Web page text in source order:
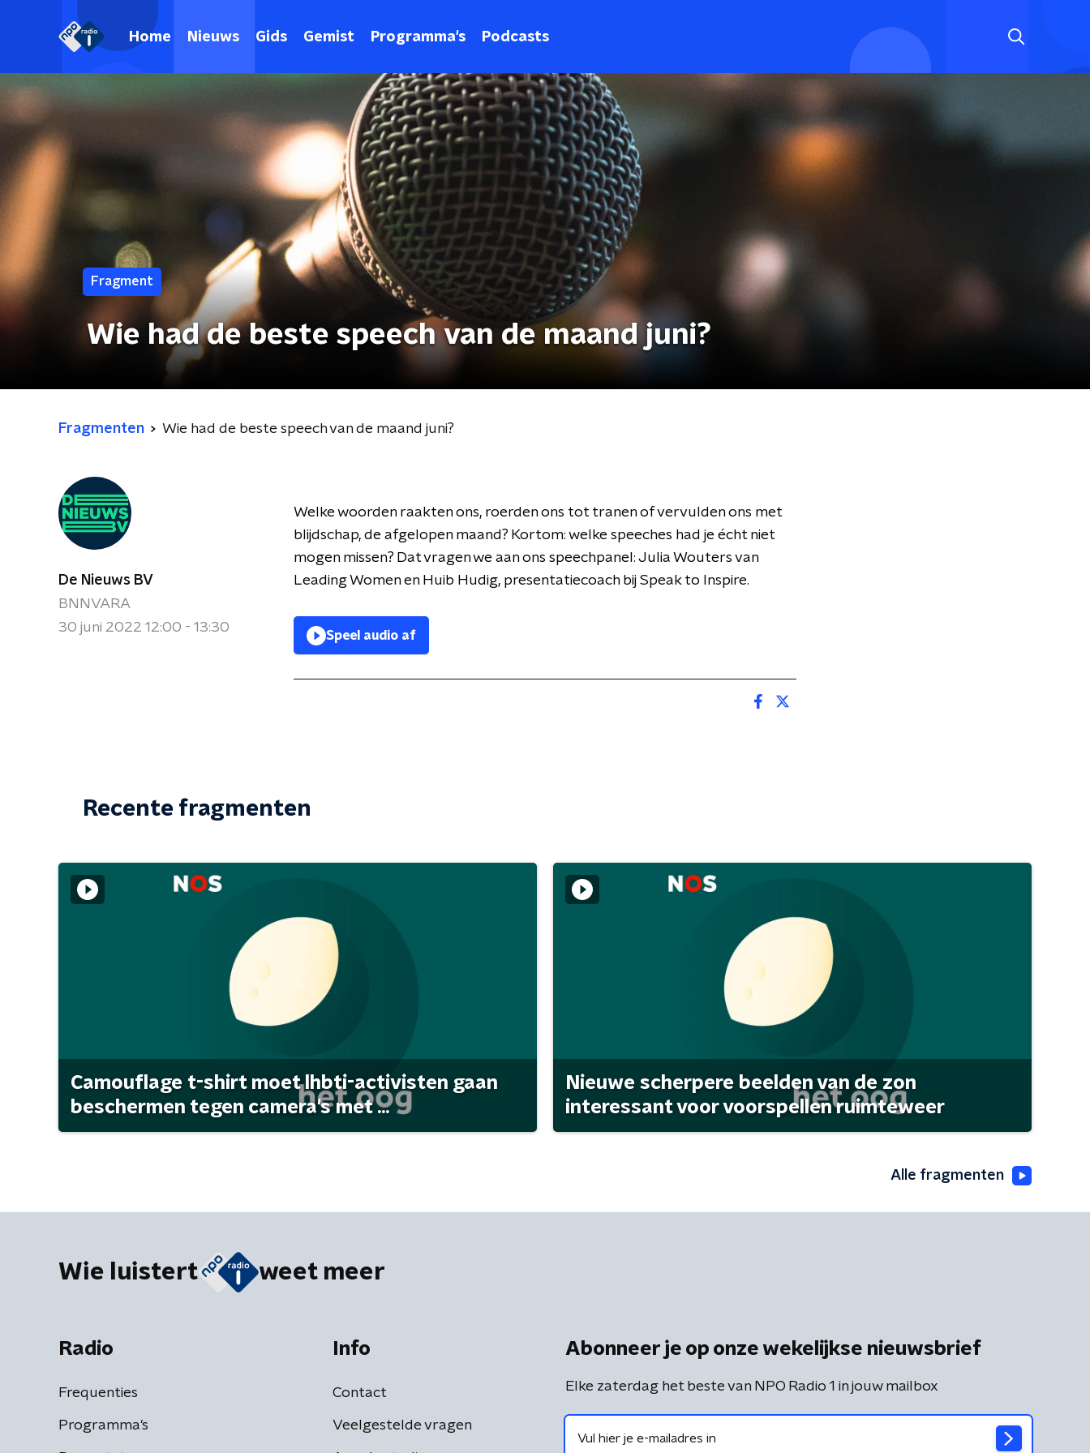
Home Nieuws Gids Gemist Programma's Podcasts
Fragment
Wie had de beste speech van de maand juni?
Fragmenten Wie had de beste speech van de maand juni?
De Nieuws BV
BNNVARA
30 juni 2022 12:00 - 13:30
Welke woorden raakten ons, roerden ons tot tranen of vervulden ons met
blijdschap, de afgelopen maand? Kortom: welke speeches had je écht niet
mogen missen? Dat vragen we aan ons speechpanel: Julia Wouters van
Leading Women en Huib Hudig, presentatiecoach bij Speak to Inspire.
Speel audio af
Recente fragmenten
Camouflage t-shirt moet lhbti-activisten gaan
beschermen tegen camera's met ...
Nieuwe scherpere beelden van de zon
interessant voor voorspellen ruimteweer
Alle fragmenten
Wie luistert weet meer
Radio
Frequenties
Programma's
Info
Contact
Veelgestelde vragen
Abonneer je op onze wekelijkse nieuwsbrief
Elke zaterdag het beste van NPO Radio 1 in jouw mailbox